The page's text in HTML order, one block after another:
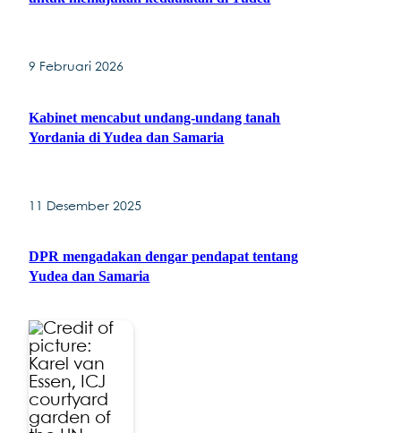
9 Februari 2026
Kabinet mencabut undang-undang tanah
Yordania di Yudea dan Samaria
11 Desember 2025
DPR mengadakan dengar pendapat tentang
Yudea dan Samaria